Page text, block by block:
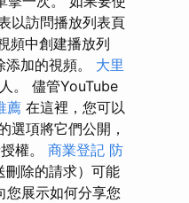
以訪問播放列表頁
頻中創建播放列
加的視頻。 大里
。 儘管YouTube
薦 在這裡，您可以
選項將它們公開，
權。 商業登記 防
刪除的請求）可能
您展示如何分享您